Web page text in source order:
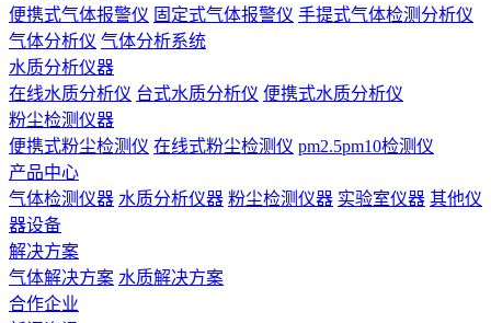
便携式气体报警仪 固定式气体报警仪 手提式气体检测分析仪
气体分析仪 气体分析系统
水质分析仪器
在线水质分析仪 台式水质分析仪 便携式水质分析仪
粉尘检测仪器
便携式粉尘检测仪 在线式粉尘检测仪 pm2.5pm10检测仪
产品中心
气体检测仪器 水质分析仪器 粉尘检测仪器 实验室仪器 其他仪
器设备
解决方案
气体解决方案 水质解决方案
合作企业